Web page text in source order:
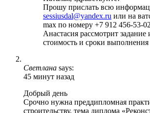
Прошу прислать всю
sessiusdal@yandex.ru или на
max по номеру +7 912 456-53-
Анастасия рассмотрит
стоимость и сроки выполнения
Светлана says:
45 минут назад
Добрый день
Срочно нужна преддипломная
строительству, тема диплома